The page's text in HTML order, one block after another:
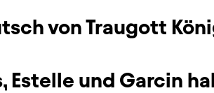
von Traugott
Estelle und Garcin